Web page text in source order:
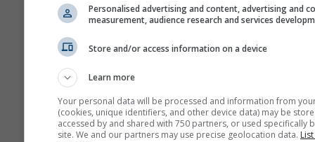
Personalised advertising and content, advertising and
measurement, audience research and services
Store and/or access information on a device
Learn more
Your personal data will be processed and information from
(cookies, unique identifiers, and other device data) may be
accessed by and shared with 750 partners, or used specifically
site. We and our partners may use precise geolocation data.